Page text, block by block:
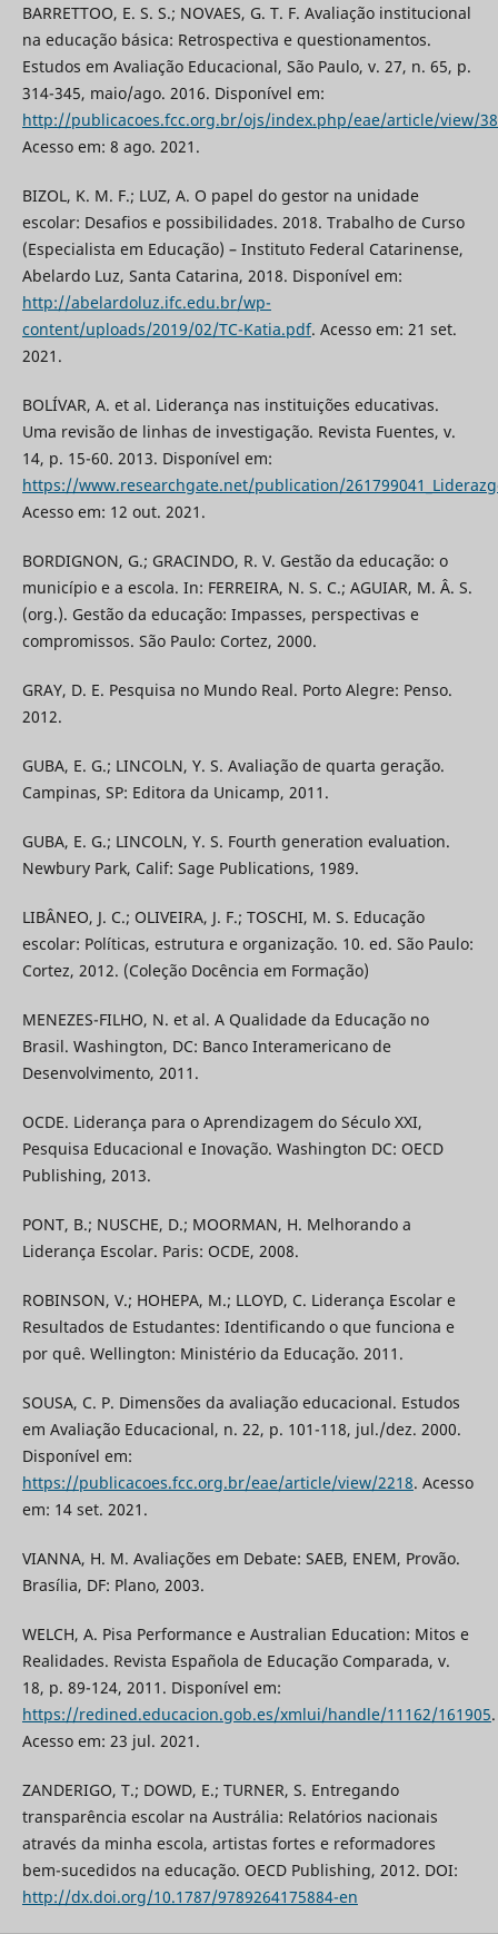
BARRETTOO, E. S. S.; NOVAES, G. T. F. Avaliação institucional
na educação básica: Retrospectiva e questionamentos.
Estudos em Avaliação Educacional, São Paulo, v. 27, n. 65, p.
314-345, maio/ago. 2016. Disponível em:
http://publicacoes.fcc.org.br/ojs/index.php/eae/article/view/
Acesso em: 8 ago. 2021.
BIZOL, K. M. F.; LUZ, A. O papel do gestor na unidade
escolar: Desafios e possibilidades. 2018. Trabalho de Curso
(Especialista em Educação) – Instituto Federal Catarinense,
Abelardo Luz, Santa Catarina, 2018. Disponível em:
http://abelardoluz.ifc.edu.br/wp-
content/uploads/2019/02/TC-Katia.pdf. Acesso em: 21 set.
2021.
BOLÍVAR, A. et al. Liderança nas instituições educativas.
Uma revisão de linhas de investigação. Revista Fuentes, v.
14, p. 15-60. 2013. Disponível em:
https://www.researchgate.net/publication/
Acesso em: 12 out. 2021.
BORDIGNON, G.; GRACINDO, R. V. Gestão da educação: o
município e a escola. In: FERREIRA, N. S. C.; AGUIAR, M. Â. S.
(org.). Gestão da educação: Impasses, perspectivas e
compromissos. São Paulo: Cortez, 2000.
GRAY, D. E. Pesquisa no Mundo Real. Porto Alegre: Penso.
2012.
GUBA, E. G.; LINCOLN, Y. S. Avaliação de quarta geração.
Campinas, SP: Editora da Unicamp, 2011.
GUBA, E. G.; LINCOLN, Y. S. Fourth generation evaluation.
Newbury Park, Calif: Sage Publications, 1989.
LIBÂNEO, J. C.; OLIVEIRA, J. F.; TOSCHI, M. S. Educação
escolar: Políticas, estrutura e organização. 10. ed. São Paulo:
Cortez, 2012. (Coleção Docência em Formação)
MENEZES-FILHO, N. et al. A Qualidade da Educação no
Brasil. Washington, DC: Banco Interamericano de
Desenvolvimento, 2011.
OCDE. Liderança para o Aprendizagem do Século XXI,
Pesquisa Educacional e Inovação. Washington DC: OECD
Publishing, 2013.
PONT, B.; NUSCHE, D.; MOORMAN, H. Melhorando a
Liderança Escolar. Paris: OCDE, 2008.
ROBINSON, V.; HOHEPA, M.; LLOYD, C. Liderança Escolar e
Resultados de Estudantes: Identificando o que funciona e
por quê. Wellington: Ministério da Educação. 2011.
SOUSA, C. P. Dimensões da avaliação educacional. Estudos
em Avaliação Educacional, n. 22, p. 101-118, jul./dez. 2000.
Disponível em:
https://publicacoes.fcc.org.br/eae/article/view/2218. Acesso
em: 14 set. 2021.
VIANNA, H. M. Avaliações em Debate: SAEB, ENEM, Provão.
Brasília, DF: Plano, 2003.
WELCH, A. Pisa Performance e Australian Education: Mitos e
Realidades. Revista Española de Educação Comparada, v.
18, p. 89-124, 2011. Disponível em:
https://redined.educacion.gob.es/xmlui/handle/11162/161905.
Acesso em: 23 jul. 2021.
ZANDERIGO, T.; DOWD, E.; TURNER, S. Entregando
transparência escolar na Austrália: Relatórios nacionais
através da minha escola, artistas fortes e reformadores
bem-sucedidos na educação. OECD Publishing, 2012. DOI:
http://dx.doi.org/10.1787/9789264175884-en